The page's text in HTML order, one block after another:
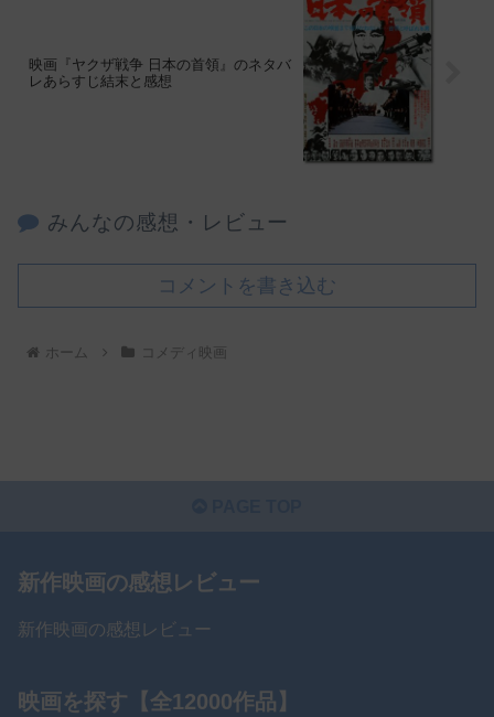
映画『ヤクザ戦争 日本の首領』のネタバ
レあらすじ結末と感想
みんなの感想・レビュー
コメントを書き込む
ホーム コメディ映画
新作映画の感想レビュー
新作映画の感想レビュー
映画を探す【全12000作品】